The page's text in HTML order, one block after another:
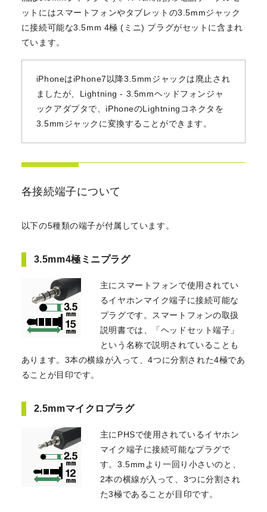
ットにはスマートフォンやタブレットの3.5mmジャック
に接続可能な3.5mm 4極 (ミニ) プラグがセットに含まれ
ています。
iPhoneはiPhone7以降3.5mmジャックは廃止され
ましたが、Lightning - 3.5mmヘッドフォンジャ
ックアダプタで、iPhoneのLightningコネクタを
3.5mmジャックに変換することができます。
各接続端子について
以下の5種類の端子が付属しています。
3.5mm4極ミニプラグ
主にスマートフォンで使用されてい
るイヤホンマイク端子に接続可能な
プラグです。スマートフォンの取扱
説明書では、「ヘッドセット端子」
という名称で説明されていることも
あります。3本の横線が入って、4つに分割された4極であ
ることが目印です。
2.5mmマイクロプラグ
主にPHSで使用されているイヤホン
マイク端子に接続可能なプラグで
す。3.5mmより一回り小さいのと、
2本の横線が入って、3つに分割され
た3極であることが目印です。